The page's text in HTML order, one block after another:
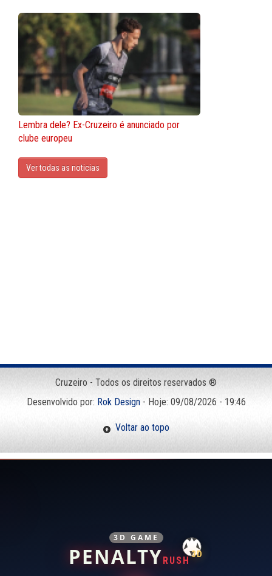
Lembra dele? Ex-Cruzeiro é anunciado por
clube europeu
Ver todas as noticias
Cruzeiro - Todos os direitos reservados ®
Desenvolvido por: Rok Design- Hoje: 09/08/2026 - 19:46
Voltar ao topo
3D GAME
PENALTY RUSH
3D